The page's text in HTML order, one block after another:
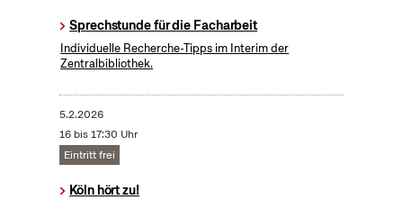
Sprechstunde für die Facharbeit
Individuelle Recherche-Tipps im Interim der
Zentralbibliothek.
5.2.2026
16 bis 17:30 Uhr
Eintritt frei
Köln hört zu!